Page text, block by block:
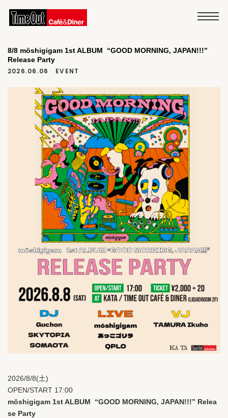
8/8 möshigigam 1st ALBUM “GOOD MORNING, JAPAN!!!”
Release Party
2026.06.06 EVENT
2026/8/8(土)
OPEN/START 17:00
möshigigam 1st ALBUM “GOOD MORNING, JAPAN!!!” Relea
se Party